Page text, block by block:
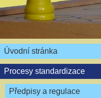
Úvodní stránka
Procesy standardizace
Předpisy a regulace